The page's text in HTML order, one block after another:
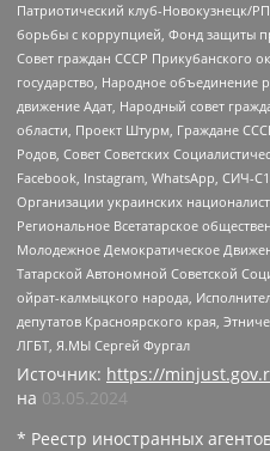
Патриотический клуб-Новокузнецк/
борьбы с коррупцией, Фонд защиты
Совет граждан СССР Прикубанского
государство, Народное объединение
движение Адат, Народный совет
области, Проект Штурм, Граждане
Родов, Совет Советских
Facebook, Instagram, WhatsApp, СИЧ-
Организации украинских
Региональное Всетатарское
Молодежное Демократическое
Татарской Автономной Советской
ойрат-калмыцкого народа,
депутатов Красноярского края,
ЛГБТ, Я.МЫ Сергей Фургал
Источник: https://
на 03.05.2024
* Реестр иностранных